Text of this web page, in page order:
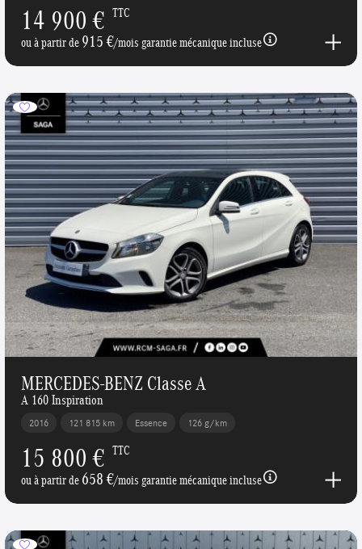
14 900 € TTC
ou à partir de915 €/mois garantie mécanique incluse
MERCEDES-BENZ Classe A
A 160 Inspiration
2016 121 815 km Essence 126 g/km
15 800 € TTC
ou à partir de658 €/mois garantie mécanique incluse